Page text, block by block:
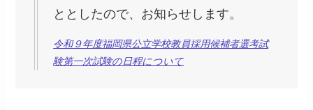
ととしたので、お知らせします。
令和９年度福岡県公立学校教員採用候補者選考試
験第一次試験の日程について